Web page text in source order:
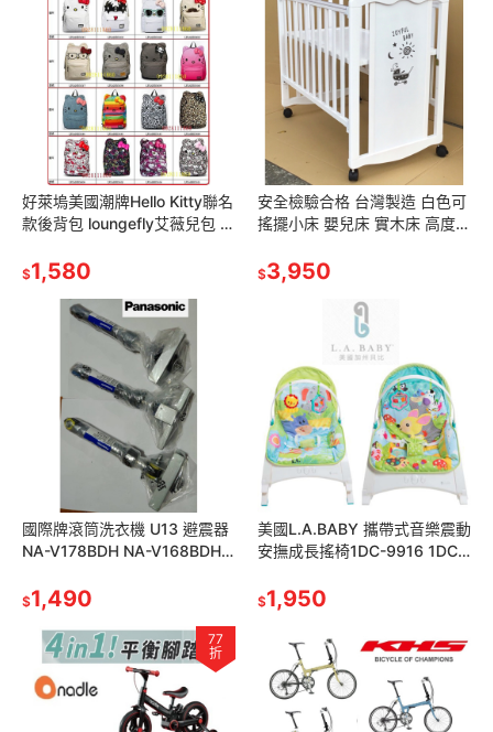
好萊塢美國潮牌Hello Kitty聯名
款後背包 loungefly艾薇兒包 凱
$1,580
安全檢驗合格 台灣製造 白色可
搖擺小床 嬰兒床 實木床 高度三
托嬰中心 公托褓母床
$3,950
國際牌滾筒洗衣機 U13 避震器
NA-V178BDH NA-V168BDH
$1,490
美國L.A.BABY 攜帶式音樂震動
安撫成長搖椅1DC-9916 1DC-
童搖床安撫睡床
$1,950
77
折